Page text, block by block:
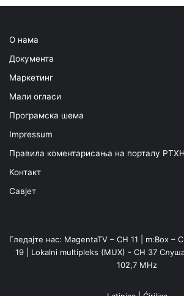
О нама
Документа
Маркетинг
Мали огласи
Програмска шема
Impressum
Правила коментарисања на порталу РТХН
Контакт
Савјет
Гледајте нас: MagentaTV – CH 11 | m:Box –
19 | Lokalni multipleks (MUX) - CH 37
102,7 MHz